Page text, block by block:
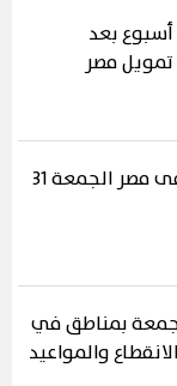
خلال أسبوع بعد
مصر
سعر الذهب عيار 24 اليوم فى مصر الجمعة 31
غداً الجمعة بمناطق في
والمواعيد